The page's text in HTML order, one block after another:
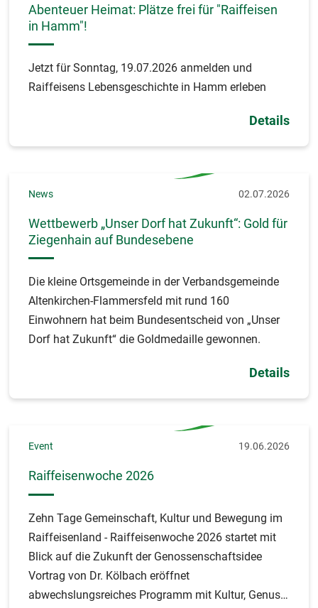
Abenteuer Heimat: Plätze frei für "Raiffeisen
in Hamm"!
Jetzt für Sonntag, 19.07.2026 anmelden und
Raiffeisens Lebensgeschichte in Hamm erleben
Details
News 02.07.2026
Wettbewerb „Unser Dorf hat Zukunft“: Gold für
Ziegenhain auf Bundesebene
Die kleine Ortsgemeinde in der Verbandsgemeinde
Altenkirchen-Flammersfeld mit rund 160
Einwohnern hat beim Bundesentscheid von „Unser
Dorf hat Zukunft“ die Goldmedaille gewonnen.
Details
Event 19.06.2026
Raiffeisenwoche 2026
Zehn Tage Gemeinschaft, Kultur und Bewegung im
Raiffeisenland - Raiffeisenwoche 2026 startet mit
Blick auf die Zukunft der Genossenschaftsidee
Vortrag von Dr. Kölbach eröffnet
abwechslungsreiches Programm mit Kultur, Genuss,